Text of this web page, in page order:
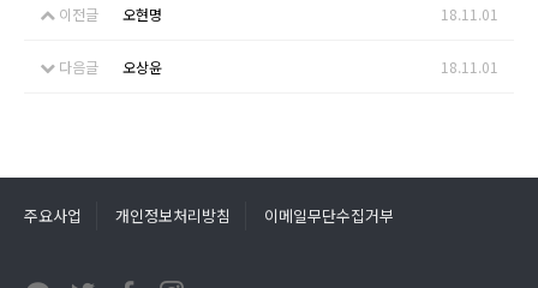
이전글 오현명 18.11.01
다음글 오상윤 18.11.01
주요사업 개인정보처리방침 이메일무단수집거부